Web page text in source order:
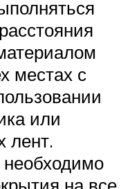
местах с
или
лент.
необходимо